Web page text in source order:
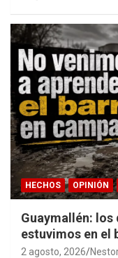
HECHOS OPINIÓN
Guaymallén: los
estuvimos en el
2 agosto, 2026